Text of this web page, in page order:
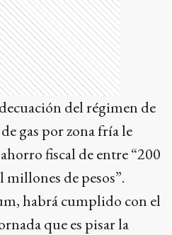
del régimen de
gas por zona fría le
fiscal de entre “200
de pesos”.
habrá cumplido con el
que es pisar la